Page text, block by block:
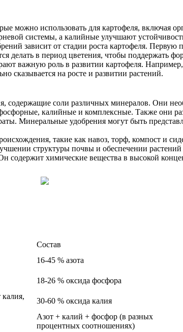
можно использовать для картофеля, включая
системы, а калийные улучшают
зависит от стадии роста картофеля. Первую
делать в период цветения, чтобы поддержать
важную роль в развитии картофеля.
сказывается на росте и развитии растений.
соли различных минералов. Они
калийные и комплексные. Также они
Минеральные удобрения могут быть
такие как навоз, торф, компост и
структуры почвы и обеспечении
химические вещества в высокой
Состав
16-45 % азота
18-26 % оксида фосфора
30-60 % оксида калия
Азот + калий + фосфор (в разных
процентных соотношениях)